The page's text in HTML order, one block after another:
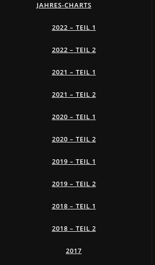
JAHRES-CHARTS
2022 – TEIL 1
2022 – TEIL 2
2021 – TEIL 1
2021 – TEIL 2
2020 – TEIL 1
2020 – TEIL 2
2019 – TEIL 1
2019 – TEIL 2
2018 – TEIL 1
2018 – TEIL 2
2017